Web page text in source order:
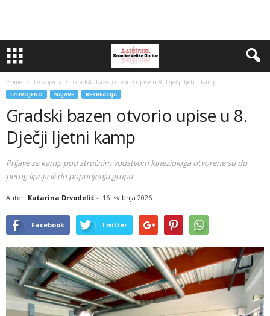
Home Izdvojeno Gradski bazen otvorio upise u 8. Dječji ljetni kamp
IZDVOJENO NAJAVE REKREACIJA
Gradski bazen otvorio upise u 8.
Dječji ljetni kamp
Prijave za kamp pod stručnim vodstvom kineziologa otvorene su do
petog lipnja ili do popunjenja grupa
Autor: Katarina Drvodelić - 16. svibnja 2026
Facebook Twitter